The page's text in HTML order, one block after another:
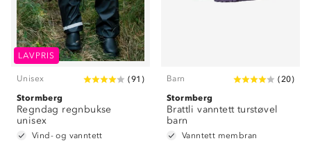
LAVPRIS
Unisex (91 )
Stormberg
Regndag regnbukse
unisex
Vind- og vanntett
Barn (20)
Stormberg
Brattli vanntett turstøvel
barn
Vanntett membran